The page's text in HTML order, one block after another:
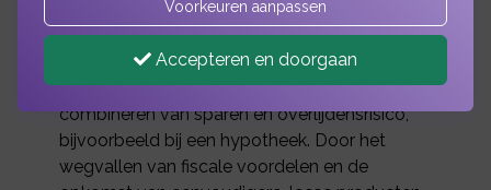
De gemengde verzekering is tegenwoordig
geen standaardproduct meer, maar komt nog
wel voor in bestaande polissen. Vroeger was
dit type verzekering populair voor het
combineren van sparen en overlijdensrisico,
bijvoorbeeld bij een hypotheek. Door het
wegvallen van fiscale voordelen en de
Voorkeuren aanpassen
Accepteren en doorgaan